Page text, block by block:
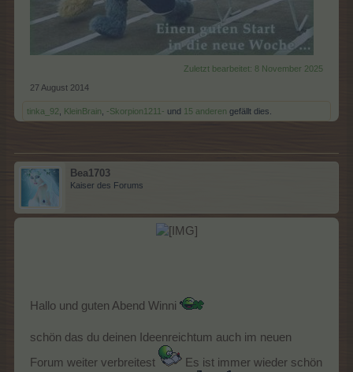
Zuletzt bearbeitet: 8 November 2025
27 August 2014
tinka_92 KleinBrain -Skorpion1211- und 15 anderen gefällt dies.
Bea1703
Kaiser des Forums
Hallo und guten Abend Winni
schön das du deinen Ideenreichtum auch im neuen
Forum weiter verbreitest
Es ist immer wieder schön